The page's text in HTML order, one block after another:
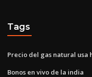
Tags
Precio del gas natural usa
Bonos en vivo de la india